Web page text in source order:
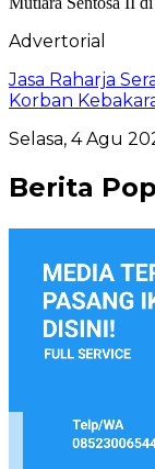
Advertorial
Jasa Raharja
Korban
Selasa, 4 Agu
Berita